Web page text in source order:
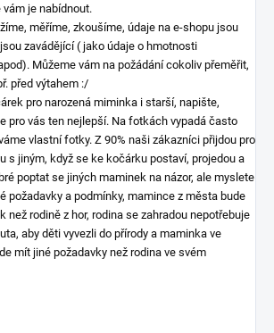
je nabídnout.
měříme, zkoušíme, údaje na e-shopu jsou
zavádějící ( jako údaje o hmotnosti
Můžeme vám na požádání cokoliv přeměřit,
před výtahem :/
pro narozená miminka i starší, napište,
pro vás ten nejlepší. Na fotkách vypadá často
vlastní fotky. Z 90% naši zákazníci přijdou pro
s jiným, když se ke kočárku postaví, projedou a
poptat se jiných maminek na názor, ale myslete
požadavky a podmínky, mamince z města bude
než rodině z hor, rodina se zahradou nepotřebuje
aby děti vyvezli do přírody a maminka ve
mít jiné požadavky než rodina ve svém